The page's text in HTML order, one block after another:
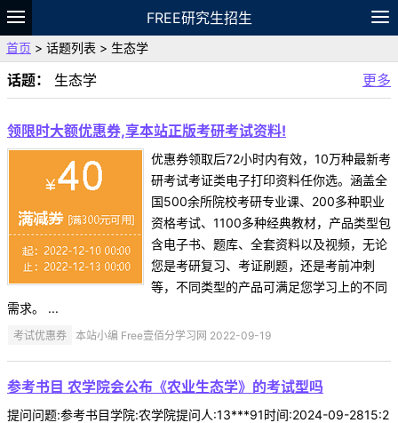
FREE研究生招生
题库
故事 专题
VIP
资料
首页 > 话题列表 > 生态学
话题： 生态学 更多
领限时大额优惠券,享本站正版考研考试资料!
优惠券领取后72小时内有效，10万种最新考
研考试考证类电子打印资料任你选。涵盖全
国500余所院校考研专业课、200多种职业
资格考试、1100多种经典教材，产品类型包
含电子书、题库、全套资料以及视频，无论
您是考研复习、考证刷题，还是考前冲刺
等，不同类型的产品可满足您学习上的不同
需求。 ...
考试优惠券 本站小编 Free壹佰分学习网 2022-09-19
参考书目 农学院会公布《农业生态学》的考试型吗
提问问题:参考书目学院:农学院提问人:13***91时间:2024-09-2815:2